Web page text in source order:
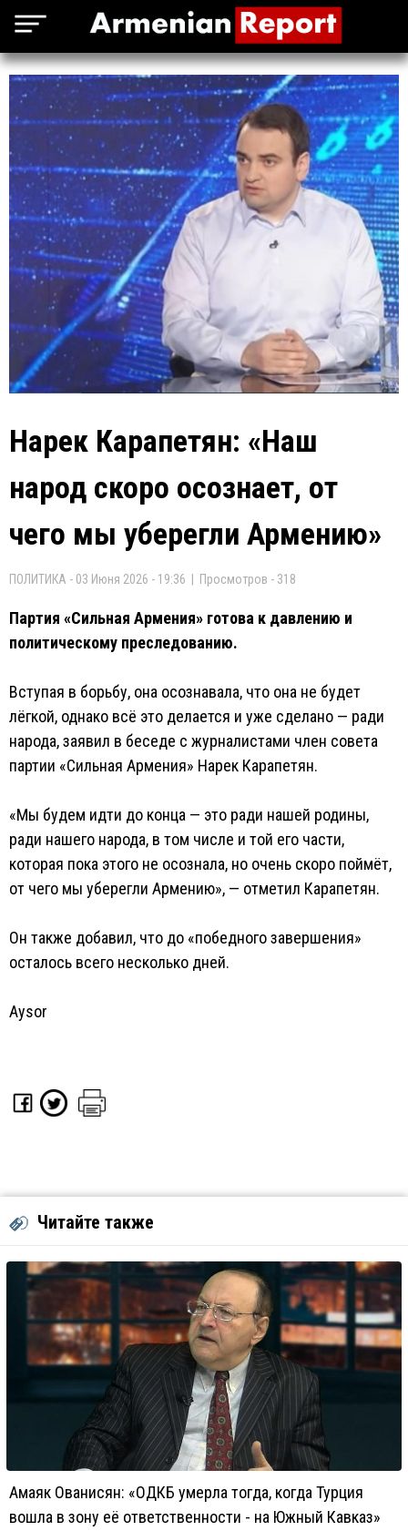
Нарек Карапетян: «Наш
народ скоро осознает, от
чего мы уберегли Армению»
ПОЛИТИКА - 03 Июня 2026 - 19:36 | Просмотров - 318
Партия «Сильная Армения» готова к давлению и
политическому преследованию.
Вступая в борьбу, она осознавала, что она не будет
лёгкой, однако всё это делается и уже сделано — ради
народа, заявил в беседе с журналистами член совета
партии «Сильная Армения» Нарек Карапетян.
«Мы будем идти до конца — это ради нашей родины,
ради нашего народа, в том числе и той его части,
которая пока этого не осознала, но очень скоро поймёт,
от чего мы уберегли Армению», — отметил Карапетян.
Он также добавил, что до «победного завершения»
осталось всего несколько дней.
Aysor
Читайте также
Амаяк Ованисян: «ОДКБ умерла тогда, когда Турция
вошла в зону её ответственности - на Южный Кавказ»